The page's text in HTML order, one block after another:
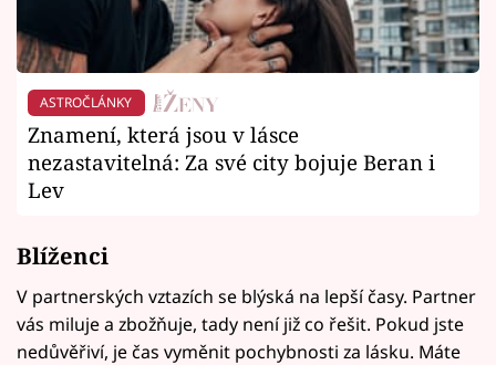
ASTROČLÁNKY
Znamení, která jsou v lásce
nezastavitelná: Za své city bojuje Beran i
Lev
Blíženci
V partnerských vztazích se blýská na lepší časy. Partner
vás miluje a zbožňuje, tady není již co řešit. Pokud jste
nedůvěřiví, je čas vyměnit pochybnosti za lásku. Máte